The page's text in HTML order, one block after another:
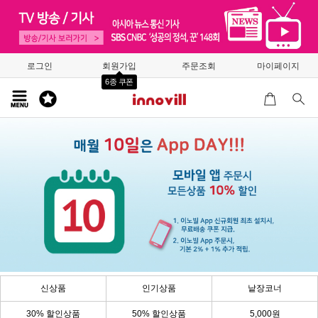
로그인 회원가입
6종 쿠폰
주문조회 마이페이지
신상품 인기상품 낱장코너
30% 할인상품 50% 할인상품 5,000원